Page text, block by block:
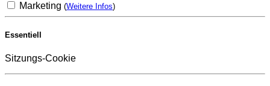
Marketing (Weitere Infos)
Essentiell
Sitzungs-Cookie